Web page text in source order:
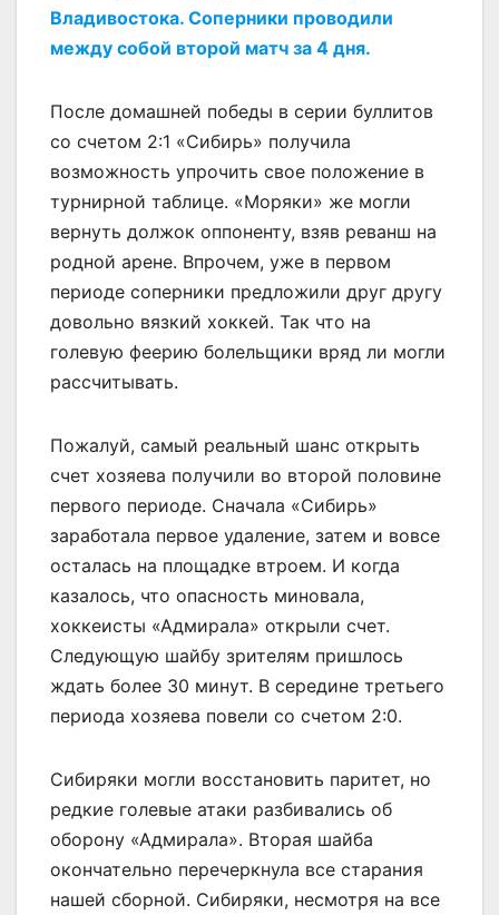
Владивостока. Соперники проводили
между собой второй матч за 4 дня.
После домашней победы в серии буллитов
со счетом 2:1 «Сибирь» получила
возможность упрочить свое положение в
турнирной таблице. «Моряки» же могли
вернуть должок оппоненту, взяв реванш на
родной арене. Впрочем, уже в первом
периоде соперники предложили друг другу
довольно вязкий хоккей. Так что на
голевую феерию болельщики вряд ли могли
рассчитывать.
Пожалуй, самый реальный шанс открыть
счет хозяева получили во второй половине
первого периоде. Сначала «Сибирь»
заработала первое удаление, затем и вовсе
осталась на площадке втроем. И когда
казалось, что опасность миновала,
хоккеисты «Адмирала» открыли счет.
Следующую шайбу зрителям пришлось
ждать более 30 минут. В середине третьего
периода хозяева повели со счетом 2:0.
Сибиряки могли восстановить паритет, но
редкие голевые атаки разбивались об
оборону «Адмирала». Вторая шайба
окончательно перечеркнула все старания
нашей сборной. Сибиряки, несмотря на все